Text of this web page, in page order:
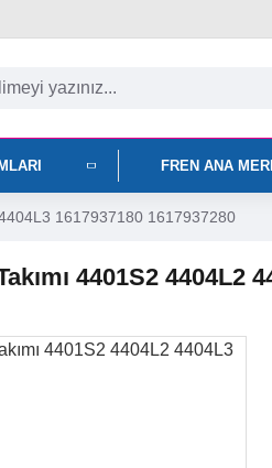
FREN ANA
1617937180 1617937280
4401S2 4404L2